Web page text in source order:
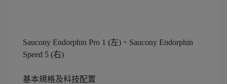
Saucony Endorphin Pro 1 (左)、Saucony Endorphin
Speed 5 (右)
基本規格及科技配置